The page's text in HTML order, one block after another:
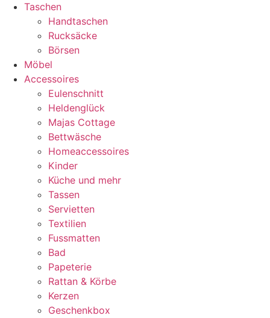
Taschen
Handtaschen
Rucksäcke
Börsen
Möbel
Accessoires
Eulenschnitt
Heldenglück
Majas Cottage
Bettwäsche
Homeaccessoires
Kinder
Küche und mehr
Tassen
Servietten
Textilien
Fussmatten
Bad
Papeterie
Rattan & Körbe
Kerzen
Geschenkbox